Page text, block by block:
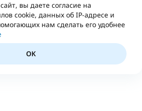
вы даете согласие на
cookie, данных об IP-адресе и
нам сделать его удобнее
OK